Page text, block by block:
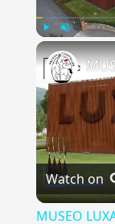
Watch on
MUSEO